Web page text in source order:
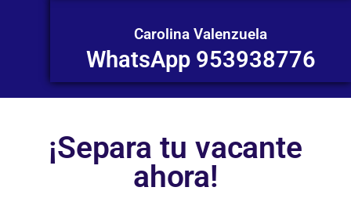
Carolina Valenzuela
WhatsApp 953938776
¡Separa tu vacante
ahora!